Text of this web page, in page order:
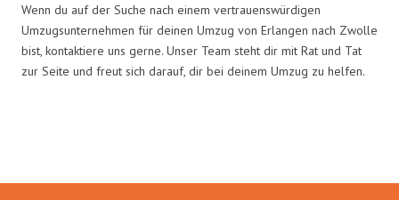
Wenn du auf der Suche nach einem vertrauenswürdigen
Umzugsunternehmen für deinen Umzug von Erlangen nach Zwolle
bist, kontaktiere uns gerne. Unser Team steht dir mit Rat und Tat
zur Seite und freut sich darauf, dir bei deinem Umzug zu helfen.